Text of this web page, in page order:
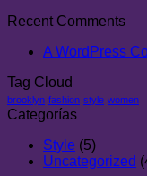
Recent Comments
A WordPress
Tag Cloud
brooklyn fashion style women
Categorías
Style (5)
Uncategorized